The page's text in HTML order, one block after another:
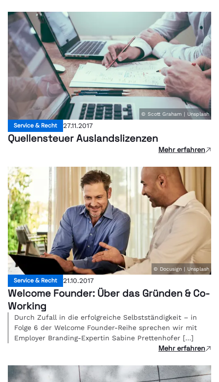
© Scott Graham | Unsplash
Service & Recht 27.11.2017
Quellensteuer Auslandslizenzen
Mehr erfahren
© Docusign | Unsplash
Service & Recht 21.10.2017
Welcome Founder: Über das Gründen & Co-
Working
Durch Zufall in die erfolgreiche Selbstständigkeit – in
Folge 6 der Welcome Founder-Reihe sprechen wir mit
Employer Branding-Expertin Sabine Prettenhofer […]
Mehr erfahren